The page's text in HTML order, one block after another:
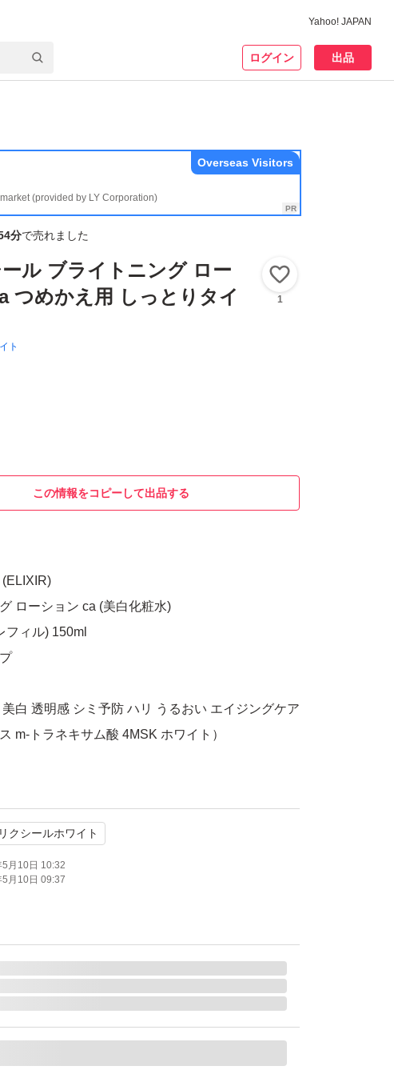
Yahoo! JAPAN
ログイン 出品
(provided by LY Corporation)
Overseas Visitors
分で売れました
ル ブライトニング ロー
つめかえ用 しっとりタイ
ト
1
この情報をコピーして出品する
ローション ca (美白化粧水)
フィル) 150ml
美白 透明感 シミ予防 ハリ うるおい エイジングケア
m-トラネキサム酸 4MSK ホワイト）
未開封
年05月
☆
ご希望の方はコメントくださいませ。
出品しています。
らご覧くださいませ。
ご購入希望の方には、
た専用ページをお作りいたします。
クシールホワイト
月10日 10:32
月10日 09:37